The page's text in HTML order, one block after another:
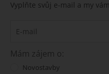
Vyplňte svůj e-mail a my
Mám zájem o:
Novostavby